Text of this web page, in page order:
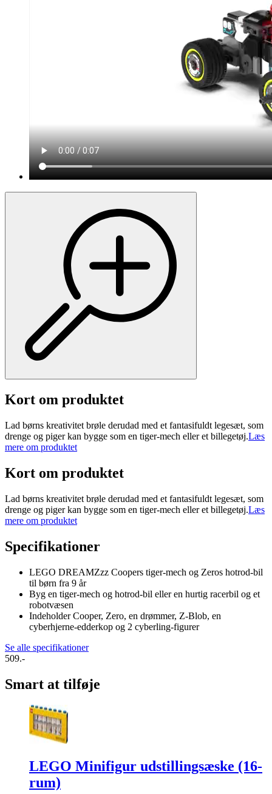
Kort om produktet
Lad børns kreativitet brøle derudad med et fantasifuldt legesæt, som
drenge og piger kan bygge som en tiger-mech eller et billegetøj.Læs
mere om produktet
Kort om produktet
Lad børns kreativitet brøle derudad med et fantasifuldt legesæt, som
drenge og piger kan bygge som en tiger-mech eller et billegetøj.Læs
mere om produktet
Specifikationer
LEGO DREAMZzz Coopers tiger-mech og Zeros hotrod-bil
til børn fra 9 år
Byg en tiger-mech og hotrod-bil eller en hurtig racerbil og et
robotvæsen
Indeholder Cooper, Zero, en drømmer, Z-Blob, en
cyberhjerne-edderkop og 2 cyberling-figurer
Se alle specifikationer
509.-
Smart at tilføje
LEGO Minifigur udstillingsæske (16-
rum)